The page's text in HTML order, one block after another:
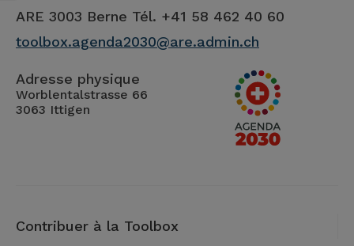
ARE 3003 Berne Tél. +41 58 462 40 60
toolbox.agenda2030@are.admin.ch
Adresse physique
Worblentalstrasse 66
3063 Ittigen
Contribuer à la Toolbox